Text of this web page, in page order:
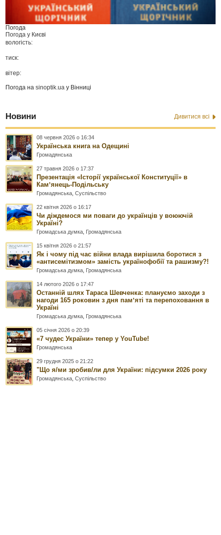
Погода
Погода у Києві
вологість:
тиск:
вітер:
Погода наsinoptik.ua у Вінниці
Новини Дивитися всі
08 червня 2026 о 16:34
Українська книга на Одещині
Громадянська
27 травня 2026 о 17:37
Презентація «Історії української Конституції» в
Камʼянець-Подільську
Громадянська ,Суспільство
22 квітня 2026 о 16:17
Чи діждемося ми поваги до українців у воюючій
Україні?
Громадська думка Громадянська
15 квітня 2026 о 21:57
Як і чому під час війни влада вирішила боротися з
«антисемітизмом» замість українофобії та рашизму?!
Громадська думка Громадянська
14 лютого 2026 о 17:47
Останній шлях Тараса Шевченка: плануємо заходи з
нагоди 165 роковин з дня памʼяті та перепоховання в
Україні
Громадська думка Громадянська
05 січня 2026 о 20:39
«7 чудес України» тепер у YouTube!
Громадянська
29 грудня 2025 о 21:22
"Що я/ми зробив/ли для України: підсумки 2026 року
Громадянська ,Суспільство